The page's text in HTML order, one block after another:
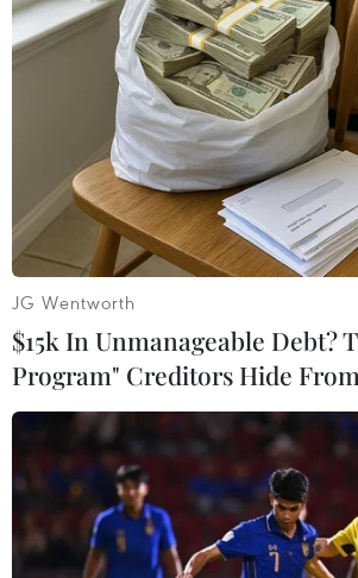
Theo dõi VietnamPlus
JG Wentworth
$15k In Unmanageable Debt?
Program" Creditors Hide